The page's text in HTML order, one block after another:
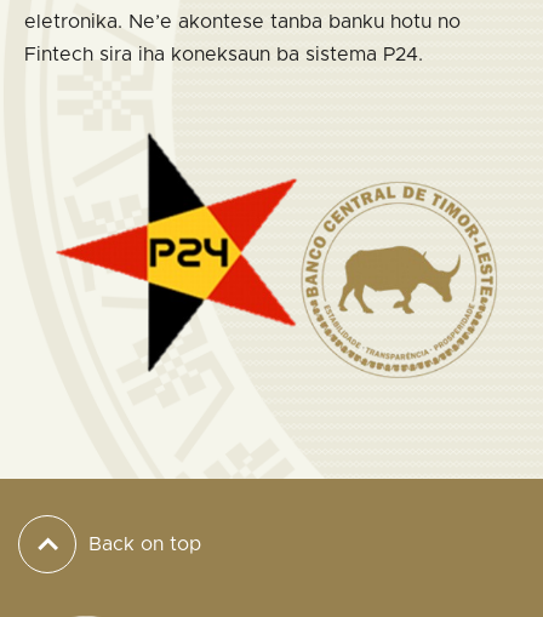
eletronika. Ne’e akontese tanba banku hotu no
Fintech sira iha koneksaun ba sistema P24.
Back on top